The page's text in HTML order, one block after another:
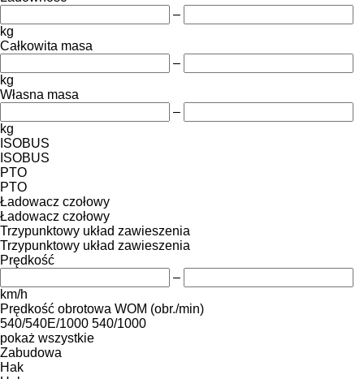
–
kg
Całkowita masa
–
kg
Własna masa
–
kg
ISOBUS
ISOBUS
PTO
PTO
Ładowacz czołowy
Ładowacz czołowy
Trzypunktowy układ zawieszenia
Trzypunktowy układ zawieszenia
Prędkość
–
km/h
Prędkość obrotowa WOM (obr./min)
540/540E/1000 540/1000
pokaż wszystkie
Zabudowa
Hak